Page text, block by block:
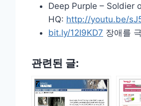
Deep Purple – Soldier
HQ: http://youtu.be/
bit.ly/12I9KD7 장애를
관련된 글: